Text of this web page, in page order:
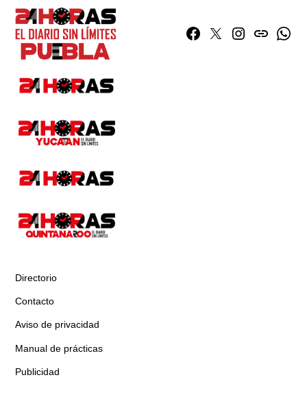
Facebook
TwitterInstagram
issuu
Directorio
Contacto
Aviso de privacidad
Manual de prácticas
Publicidad